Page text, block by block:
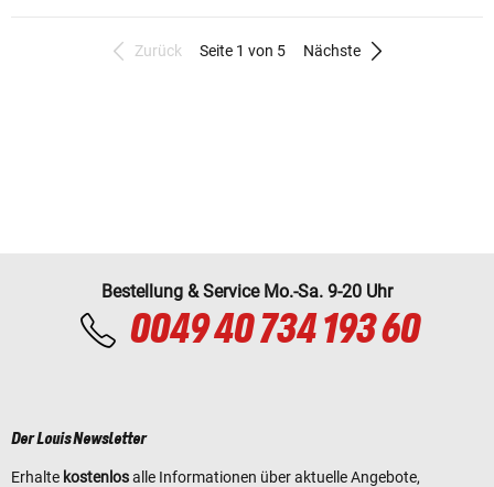
Zurück Seite 1 von 5 Nächste
Bestellung & Service Mo.-Sa. 9-20 Uhr
0049 40 734 193 60
Der Louis Newsletter
Erhalte kostenlosalle Informationen über aktuelle Angebote,